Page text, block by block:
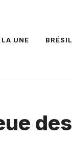
LA UNE BRÉSIL
des